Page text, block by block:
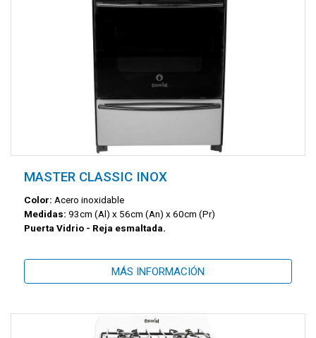
MASTER CLASSIC INOX
Color: Acero inoxidable
Medidas: 93cm (Al) x 56cm (An) x 60cm (Pr)
Puerta Vidrio - Reja esmaltada.
MÁS INFORMACIÓN